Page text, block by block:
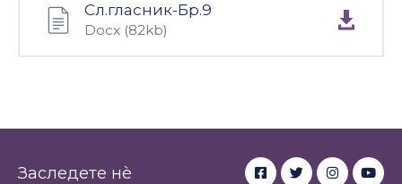
Документи
Туризам
Настани
Сл.гласник-Бр.9
Docx (82kb)
Заследете нè